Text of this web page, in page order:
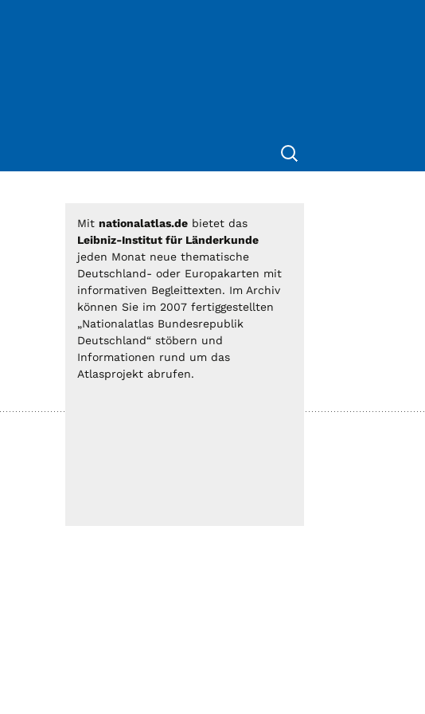
Suche
nach:
Mit nationalatlas.de bietet das
Leibniz-Institut für Länderkunde
jeden Monat neue thematische
Deutschland- oder Europakarten mit
informativen Begleittexten. Im Archiv
können Sie im 2007 fertiggestellten
„Nationalatlas Bundesrepublik
Deutschland“ stöbern und
Informationen rund um das
Atlasprojekt abrufen.